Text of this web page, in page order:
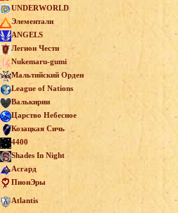
UNDERWORLD
Элементали
ANGELS
Легион Чести
Nukemaru-gumi
Мальтийский Орден
League of Nations
Валькирии
Царство Небесное
Козацкая Сичь
4400
Shades In Night
Асгард
ПионЭры
Atlantis